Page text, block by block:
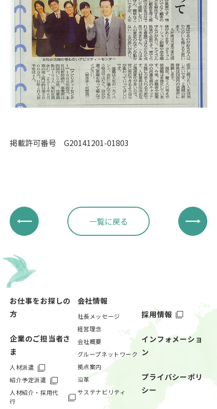
掲載許可番号 G20141201-01803
一覧に戻る
お仕事をお探しの
方
企業のご担当者さ
ま
人材派遣
紹介予定派遣
人材紹介・採用代
行
会社情報
社長メッセージ
経営理念
会社概要
グループネットワーク
拠点案内
沿革
サステナビリティ
採用情報
インフォメーショ
ン
プライバシーポリ
シー